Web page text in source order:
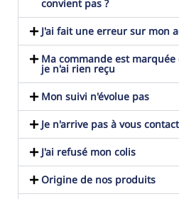
convient pas ?
J'ai fait une erreur sur mon
Ma commande est
je n'ai rien reçu
Mon suivi n'évolue pas
Je n'arrive pas à vous
J'ai refusé mon colis
Origine de nos produits